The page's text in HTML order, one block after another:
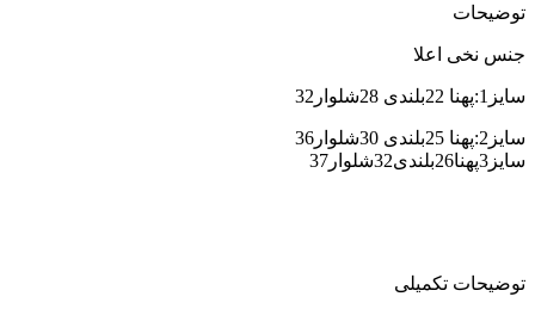
توضیحات
جنس نخی اعلا
سایز1:پهنا 22بلندی 28شلوار32
سایز2:پهنا 25بلندی 30شلوار36
سایز3پهنا26بلندی32شلوار37
توضیحات تکمیلی